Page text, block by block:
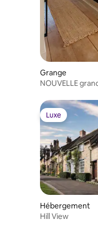
Grange
NOUVELLE
Luxe
Luxe
Hébergement
Hill View